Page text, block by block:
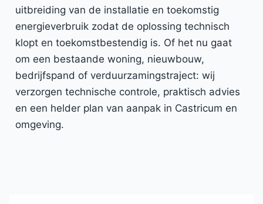
uitbreiding van de installatie en toekomstig
energieverbruik zodat de oplossing technisch
klopt en toekomstbestendig is. Of het nu gaat
om een bestaande woning, nieuwbouw,
bedrijfspand of verduurzamingstraject: wij
verzorgen technische controle, praktisch advies
en een helder plan van aanpak in Castricum en
omgeving.